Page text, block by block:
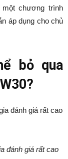
chương trình
áp dụng cho chủ
bỏ qua
đánh giá rất cao